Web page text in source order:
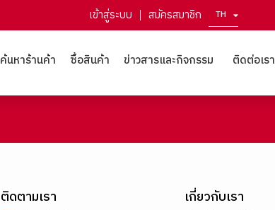
เข้าสู่ระบบ สมัครสมาชิก TH
EN
ค้นหาร้านค้า ซื้อสินค้า ข่าวสารและกิจกรรม ติดต่อเรา
ติดตามเรา เกี่ยวกับเรา